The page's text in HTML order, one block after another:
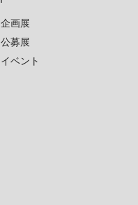
企画展
公募展
イベント